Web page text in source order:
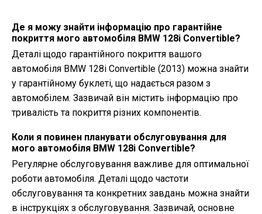
Де я можу знайти інформацію про гарантійне
покриття мого автомобіля BMW 128i Convertible?
Деталі щодо гарантійного покриття вашого
автомобіля BMW 128i Convertible (2013) можна знайти
у гарантійному буклеті, що надається разом з
автомобілем. Зазвичай він містить інформацію про
тривалість та покриття різних компонентів.
Коли я повинен планувати обслуговування для
мого автомобіля BMW 128i Convertible?
Регулярне обслуговування важливе для оптимальної
роботи автомобіля. Деталі щодо частоти
обслуговування та конкретних завдань можна знайти
в інструкціях з обслуговування. Зазвичай, основне